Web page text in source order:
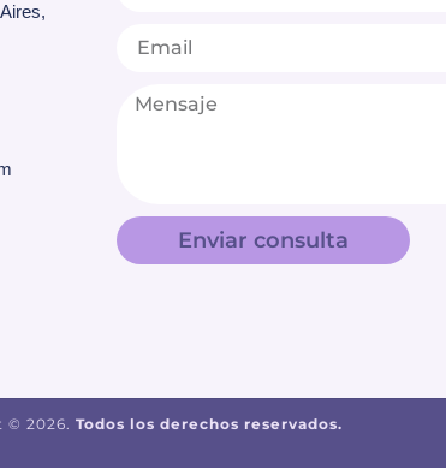
Enviar consulta
© 2026. Todos los derechos reservados.